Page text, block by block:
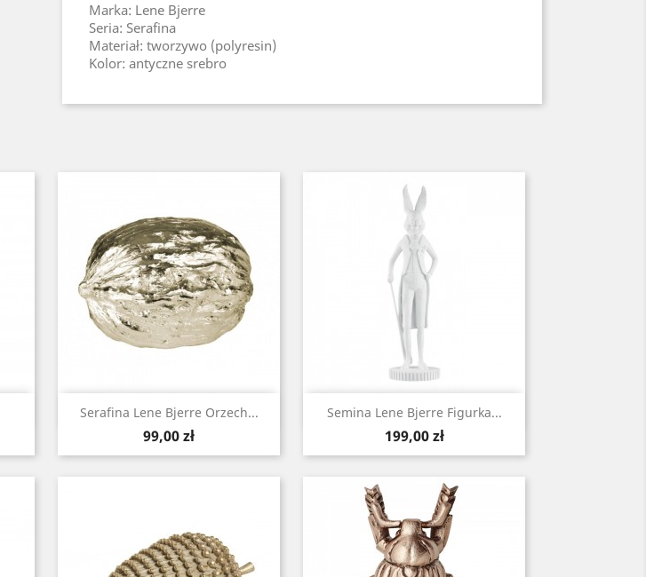
Marka: Lene Bjerre
Seria: Serafina
Materiał: tworzywo (polyresin)
Kolor: antyczne srebro
Serafina Lene Bjerre Orzech...
Cena
99,00 zł
Szybki podgląd Semina Lene Bjerre Figurka...
Cena
199,00 zł
 Szybki podgląd